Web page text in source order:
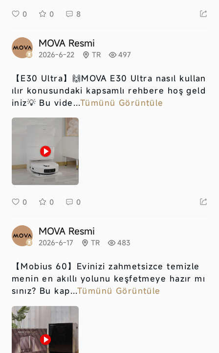
0 0 8
MOVA Resmi
2026-6-22 TR 497
【E30 Ultra】 🙌MOVA E30 Ultra nasıl kullan
ılır konusundaki kapsamlı rehbere hoş geld
iniz💡 Bu vide...Tümünü Görüntüle
0 0 0
MOVA Resmi
2026-6-17 TR 483
【Mobius 60】 Evinizi zahmetsizce temizle
menin en akıllı yolunu keşfetmeye hazır mı
sınız? Bu kap...Tümünü Görüntüle